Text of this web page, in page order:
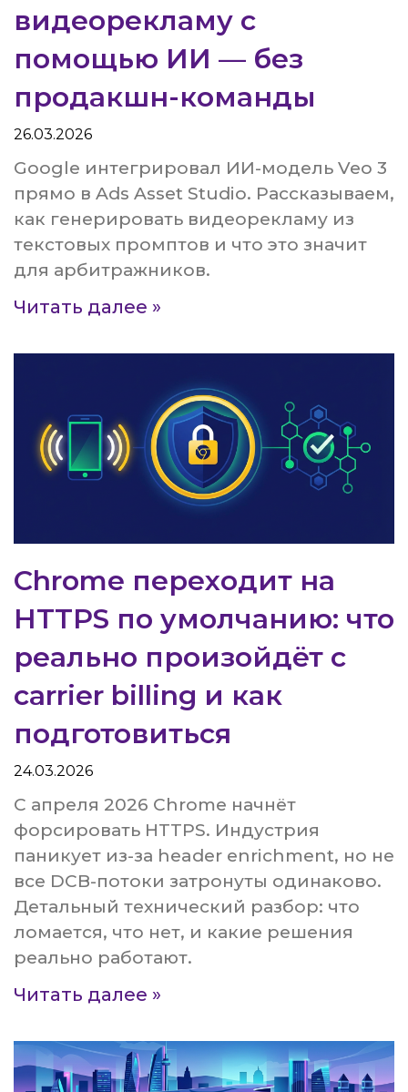
видеорекламу с
помощью ИИ — без
продакшн-команды
26.03.2026
Google интегрировал ИИ-модель Veo 3
прямо в Ads Asset Studio. Рассказываем,
как генерировать видеорекламу из
текстовых промптов и что это значит
для арбитражников.
Читать далее »
Chrome переходит на
HTTPS по умолчанию: что
реально произойдёт с
carrier billing и как
подготовиться
24.03.2026
С апреля 2026 Chrome начнёт
форсировать HTTPS. Индустрия
паникует из-за header enrichment, но не
все DCB-потоки затронуты одинаково.
Детальный технический разбор: что
ломается, что нет, и какие решения
реально работают.
Читать далее »